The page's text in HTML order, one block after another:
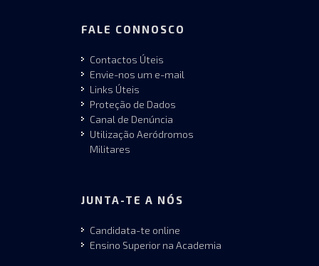
FALE CONNOSCO
Contactos Úteis
Envie-nos um e-mail
Links Úteis
Proteção de Dados
Canal de Denúncia
Utilização Aeródromos
Militares
JUNTA-TE A NÓS
Candidata-te online
Ensino Superior na Academia